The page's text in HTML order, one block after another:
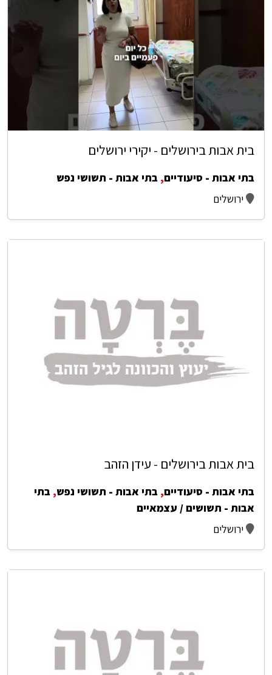
בית אבות בירושלים - יקירי ירושלים
בתי אבות - סיעודיים, בתי אבות - תשושי נפש
ירושלים
בית אבות בירושלים - עידן הזהב
בתי אבות - סיעודיים, בתי אבות - תשושי נפש, בתי
אבות - תשושים / עצמאיים
ירושלים